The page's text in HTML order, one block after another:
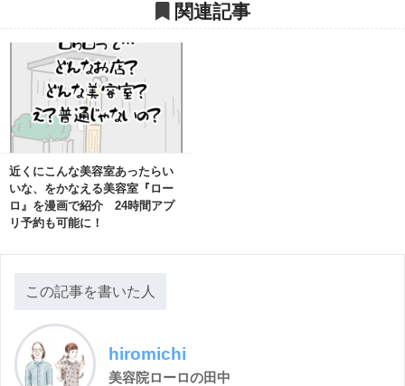
関連記事
近くにこんな美容室あったらい
いな、をかなえる美容室『ロー
ロ』を漫画で紹介 24時間アプ
リ予約も可能に！
この記事を書いた人
hiromichi
美容院ローロの田中